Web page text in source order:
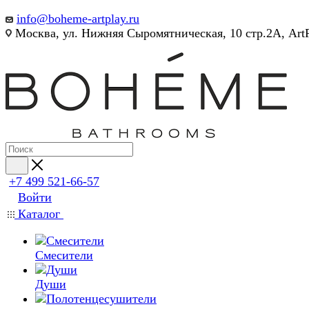
info@boheme-artplay.ru
Москва, ул. Нижняя Сыромятническая, 10 стр.2А,
+7 499 521-66-57
Войти
Каталог
Смесители
Души